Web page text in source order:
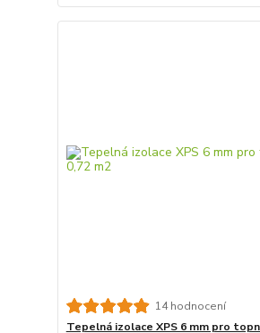
14 hodnocení
Tepelná izolace XPS 6 mm pro